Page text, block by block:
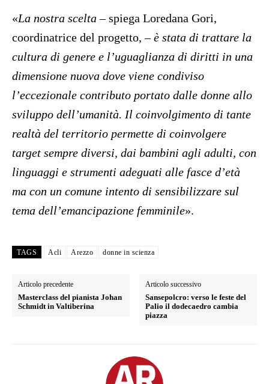
«La nostra scelta– spiega Loredana Gori,
coordinatrice del progetto, –è stata di trattare la
cultura di genere e l’uguaglianza di diritti in una
dimensione nuova dove viene condiviso
l’eccezionale contributo portato dalle donne allo
sviluppo dell’umanità. Il coinvolgimento di tante
realtà del territorio permette di coinvolgere
target sempre diversi, dai bambini agli adulti, con
linguaggi e strumenti adeguati alle fasce d’età
ma con un comune intento di sensibilizzare sul
tema dell’emancipazione femminile».
TAGS Acli Arezzo donne in scienza
Articolo precedente
Masterclass del pianista Johan
Schmidt in Valtiberina
Articolo successivo
Sansepolcro: verso le feste del
Palio il dodecaedro cambia
piazza